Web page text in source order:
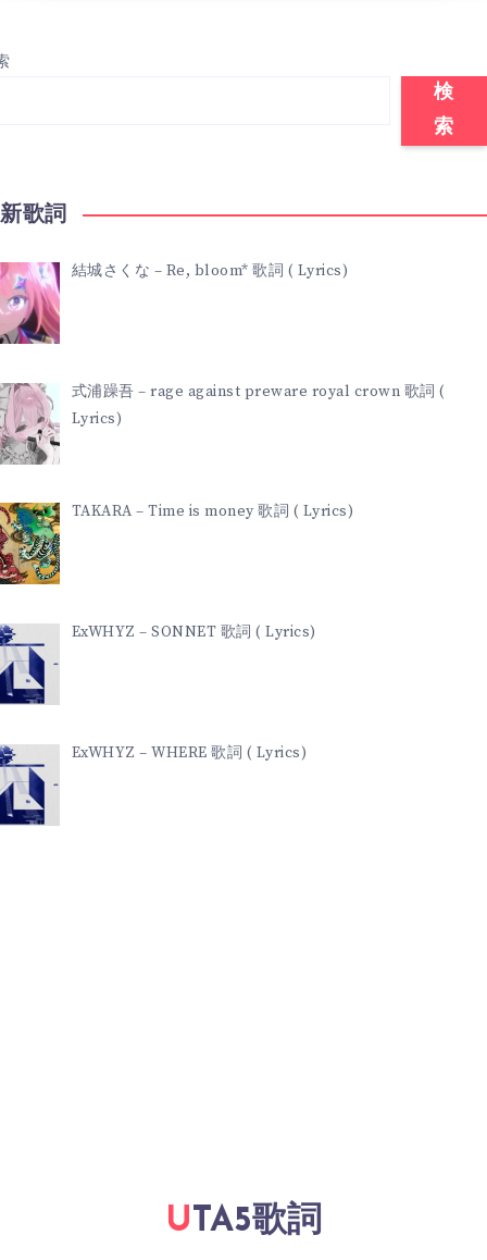
検
索
歌詞
結城さくな – Re, bloom* 歌詞 ( Lyrics)
式浦躁吾 – rage against preware royal crown 歌詞 (
Lyrics)
TAKARA – Time is money 歌詞 ( Lyrics)
ExWHYZ – SONNET 歌詞 ( Lyrics)
ExWHYZ – WHERE 歌詞 ( Lyrics)
UTA5歌詞